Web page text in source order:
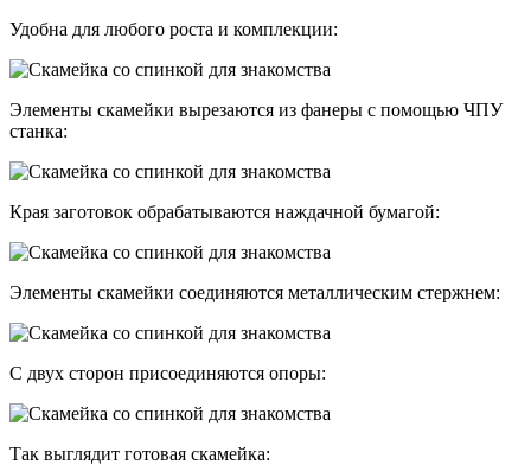
Удобна для любого роста и комплекции:
Элементы скамейки вырезаются из фанеры с помощью ЧПУ
станка:
Края заготовок обрабатываются наждачной бумагой:
Элементы скамейки соединяются металлическим стержнем:
С двух сторон присоединяются опоры:
Так выглядит готовая скамейка: